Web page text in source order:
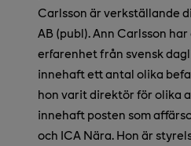
Carlsson är verkställande
AB (publ). Ann Carlsson
erfarenhet från svensk
innehaft ett antal olika
hon varit direktör för olika
innehaft posten som
och ICA Nära. Hon är